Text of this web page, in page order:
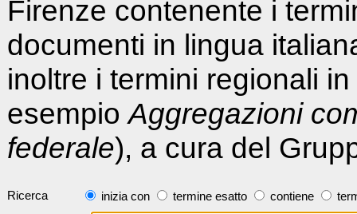
Firenze contenente i
documenti in lingua
inoltre i termini regionali
esempioAggregazioni
federale), a cura del
Ricerca inizia con termine esatto contiene